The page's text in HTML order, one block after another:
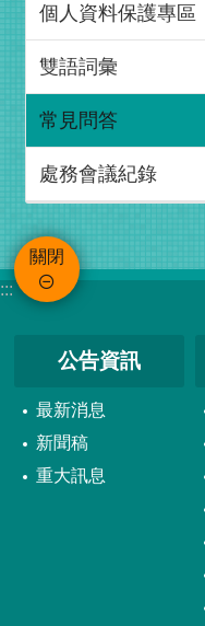
個人資料保護專區
雙語詞彙
常見問答
處務會議紀錄
關閉
:::
公告資訊
最新消息
新聞稿
重大訊息